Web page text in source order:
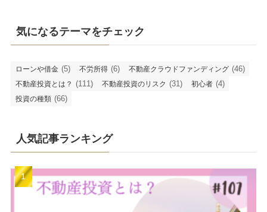
気になるテーマをチェック
ローンや借金 (5) 不労所得 (6) 不動産クラウドファンディング (46)
不動産投資とは？ (111) 不動産投資のリスク (31) 初心者 (4)
投資の種類 (66)
人気記事ランキング